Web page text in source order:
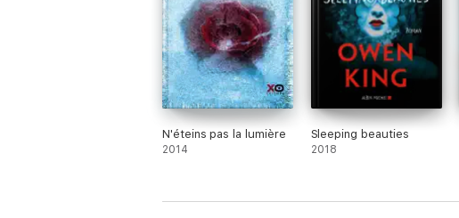
N'éteins pas la lumière
2014
Sleeping beauties
2018